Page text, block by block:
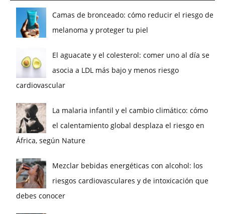
Camas de bronceado: cómo reducir el riesgo de
melanoma y proteger tu piel
El aguacate y el colesterol: comer uno al día se
asocia a LDL más bajo y menos riesgo
cardiovascular
La malaria infantil y el cambio climático: cómo
el calentamiento global desplaza el riesgo en
África, según Nature
Mezclar bebidas energéticas con alcohol: los
riesgos cardiovasculares y de intoxicación que
debes conocer